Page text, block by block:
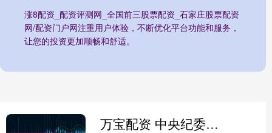
涨8配资_配资评测网_全国前三股票配资_石家庄股票配资
网/配资门户网注重用户体验，不断优化平台功能和服务，
让您的投资更加顺畅和舒适。
万宝配资 中央纪委印发通知：对顶风违纪问题速查严处